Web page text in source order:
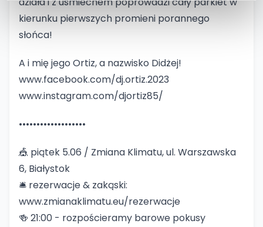
kierunku pierwszych promieni porannego
słońca!
A i mię jego Ortiz, a nazwisko Didżej!
www.facebook.com/dj.ortiz.2023
www.instagram.com/djortiz85/
•••••••••••••••••••
🎪 piątek 5.06 / Zmiana Klimatu, ul. Warszawska
6, Białystok
️🛎️ rezerwacje & zakąski:
www.zmianaklimatu.eu/rezerwacje
🍻 21:00 - rozpościeramy barowe pokusy